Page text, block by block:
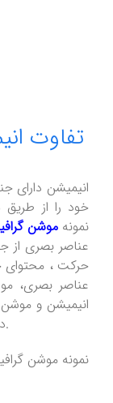
تفاوت
انیمیشن دارای
خود را از طریق
نمونه موشن
عناصر بصری از
حرکت ، محتوای
عناصر بصری،
انیمیشن و
داستانی معمولا در انیمیشن غالب است.
نمونه موشن